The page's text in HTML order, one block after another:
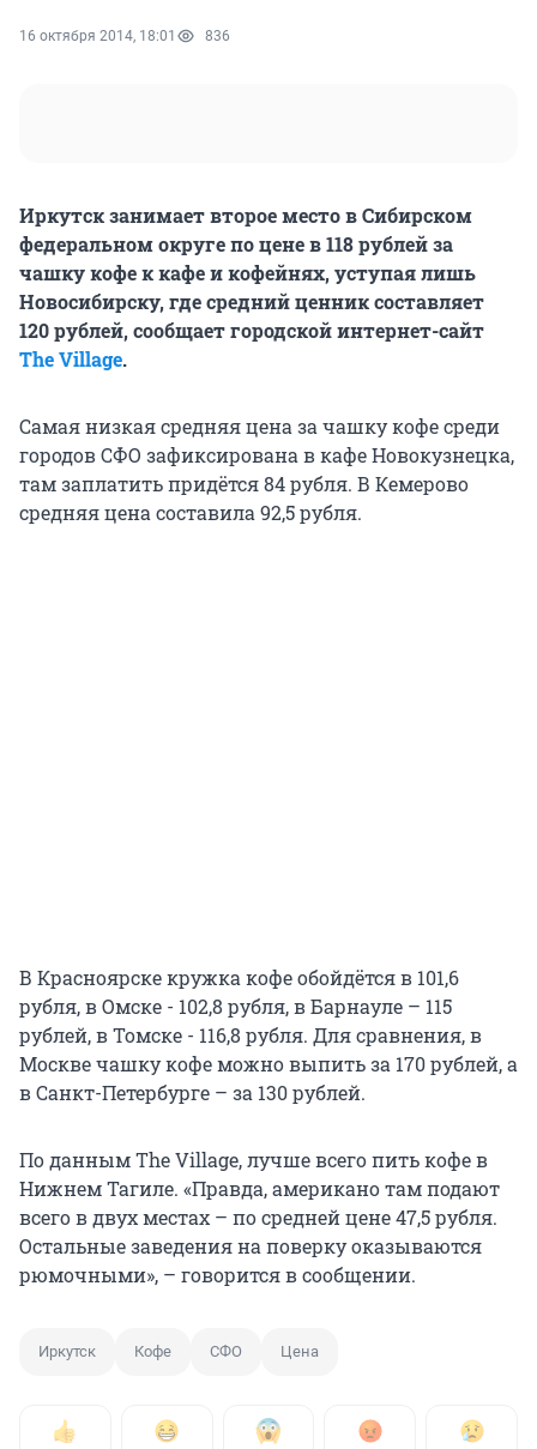
16 октября 2014, 18:01 836
Иркутск занимает второе место в Сибирском
федеральном округе по цене в 118 рублей за
чашку кофе к кафе и кофейнях, уступая лишь
Новосибирску, где средний ценник составляет
120 рублей, сообщает городской интернет-сайт
The Village.
Самая низкая средняя цена за чашку кофе среди
городов СФО зафиксирована в кафе Новокузнецка,
там заплатить придётся 84 рубля. В Кемерово
средняя цена составила 92,5 рубля.
В Красноярске кружка кофе обойдётся в 101,6
рубля, в Омске - 102,8 рубля, в Барнауле – 115
рублей, в Томске - 116,8 рубля. Для сравнения, в
Москве чашку кофе можно выпить за 170 рублей, а
в Санкт-Петербурге – за 130 рублей.
По данным The Village, лучше всего пить кофе в
Нижнем Тагиле. «Правда, американо там подают
всего в двух местах – по средней цене 47,5 рубля.
Остальные заведения на поверку оказываются
рюмочными», – говорится в сообщении.
Иркутск Кофе СФО Цена